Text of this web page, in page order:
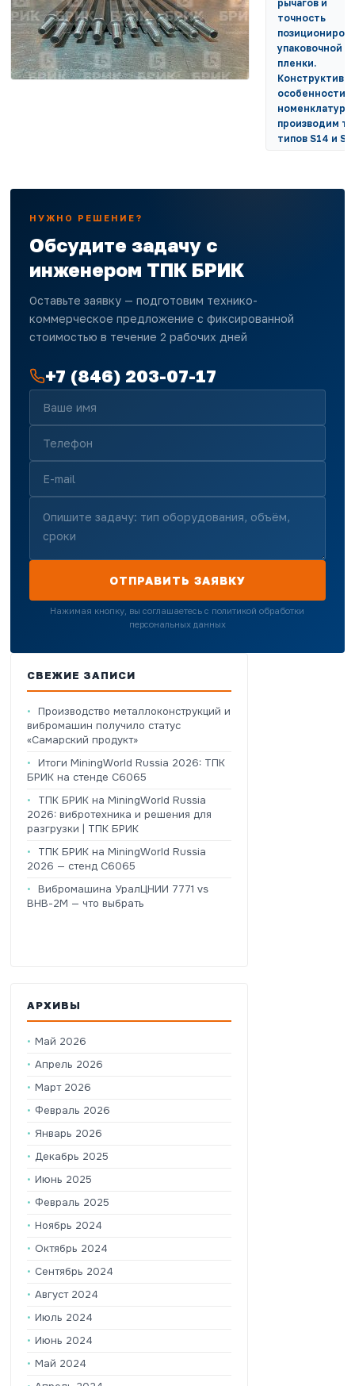
рычагов и
точность
упаковочной
пленки.
особенности и
производим
типов S14 и
НУЖНО РЕШЕНИЕ?
Обсудите задачу с
инженером ТПК БРИК
Оставьте заявку — подготовим технико-
коммерческое предложение с фиксированной
стоимостью в течение 2 рабочих дней
+7 (846) 203-07-17
ОТПРАВИТЬ ЗАЯВКУ
Нажимая кнопку, вы соглашаетесь с политикой обработки
персональных данных
СВЕЖИЕ ЗАПИСИ
Производство металлоконструкций и
вибромашин получило статус
«Самарский продукт»
Итоги MiningWorld Russia 2026: ТПК
БРИК на стенде C6065
ТПК БРИК на MiningWorld Russia
2026: вибротехника и решения для
разгрузки | ТПК БРИК
ТПК БРИК на MiningWorld Russia
2026 — стенд C6065
Вибромашина УралЦНИИ 7771 vs
ВНВ-2М — что выбрать
АРХИВЫ
Май 2026
Апрель 2026
Март 2026
Февраль 2026
Январь 2026
Декабрь 2025
Июнь 2025
Февраль 2025
Ноябрь 2024
Октябрь 2024
Сентябрь 2024
Август 2024
Июль 2024
Июнь 2024
Май 2024